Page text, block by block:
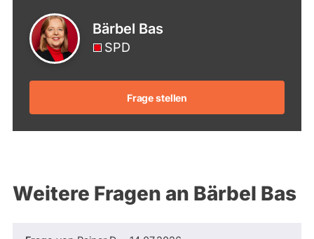
Bärbel Bas
SPD
Frage stellen
Weitere Fragen an Bärbel Bas